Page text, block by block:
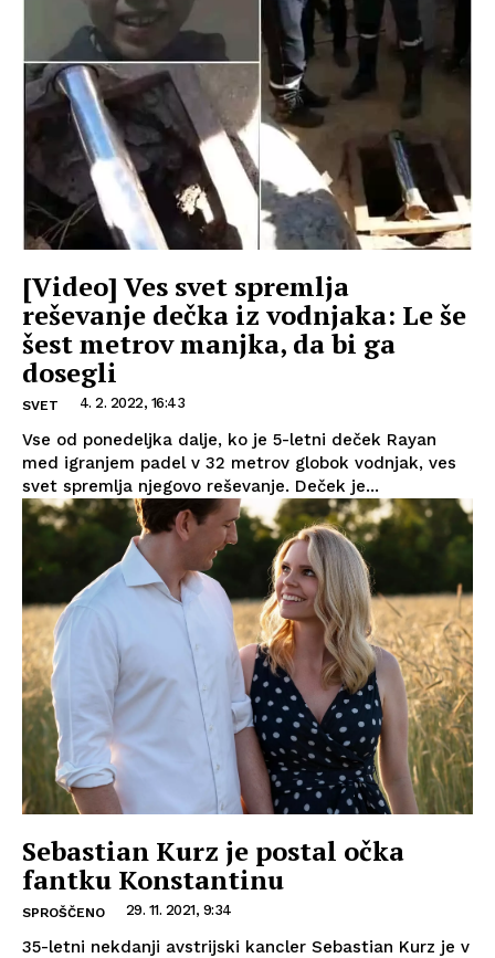
[Video] Ves svet spremlja
reševanje dečka iz vodnjaka: Le še
šest metrov manjka, da bi ga
dosegli
SVET 4. 2. 2022, 16:43
Vse od ponedeljka dalje, ko je 5-letni deček Rayan
med igranjem padel v 32 metrov globok vodnjak, ves
svet spremlja njegovo reševanje. Deček je...
Sebastian Kurz je postal očka
fantku Konstantinu
SPROŠČENO 29. 11. 2021, 9:34
35-letni nekdanji avstrijski kancler Sebastian Kurz je v